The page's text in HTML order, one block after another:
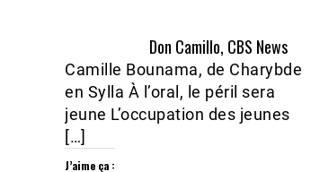
Don Camillo, CBS News
Camille Bounama, de Charybde
en Sylla À l’oral, le péril sera
jeune L’occupation des jeunes
[…]
J’aime ça :